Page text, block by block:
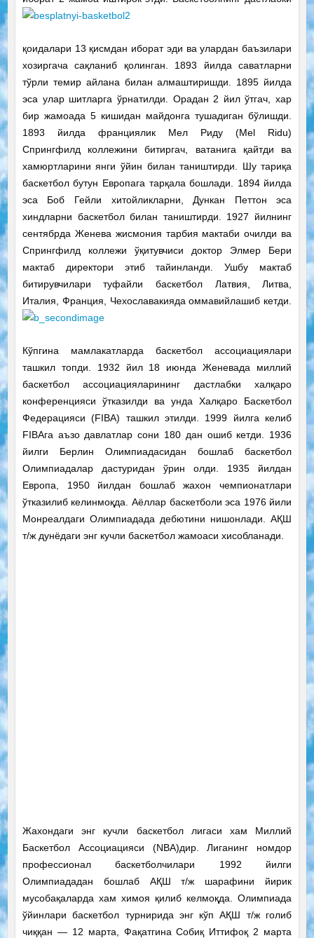
қоидалари 13 қисмдан иборат эди ва улардан баъзилари
хозиргача сақланиб қолинган. 1893 йилда саватларни
тўрли темир айлана билан алмаштиришди. 1895 йилда
эса улар шитларга ўрнатилди. Орадан 2 йил ўтгач, хар
бир жамоада 5 кишидан майдонга тушадиган бўлишди.
1893 йилда франциялик Мел Риду (Mel Ridu)
Спрингфилд коллежини битиргач, ватанига қайтди ва
хамюртларини янги ўйин билан таништирди. Шу тариқа
баскетбол бутун Европага тарқала бошлади. 1894 йилда
эса Боб Гейли хитойликларни, Дункан Петтон эса
хиндларни баскетбол билан таништирди. 1927 йилнинг
сентябрда Женева жисмония тарбия мактаби очилди ва
Спрингфилд коллежи ўқитувчиси доктор Элмер Бери
мактаб директори этиб тайинланди. Ушбу мактаб
битирувчилари туфайли баскетбол Латвия, Литва,
Италия, Франция, Чехославакияда оммавийлашиб кетди.
Кўпгина мамлакатларда баскетбол ассоциациялари
ташкил топди. 1932 йил 18 июнда Женевада миллий
баскетбол ассоциацияларининг дастлабки халқаро
конференцияси ўтказилди ва унда Халқаро Баскетбол
Федерацияси (FIBA) ташкил этилди. 1999 йилга келиб
FIBAга аъзо давлатлар сони 180 дан ошиб кетди. 1936
йилги Берлин Олимпиадасидан бошлаб баскетбол
Олимпиадалар дастуридан ўрин олди. 1935 йилдан
Европа, 1950 йилдан бошлаб жахон чемпионатлари
ўтказилиб келинмоқда. Аёллар баскетболи эса 1976 йили
Монреалдаги Олимпиадада дебютини нишонлади. АҚШ
т/ж дунёдаги энг кучли баскетбол жамоаси хисобланади.
Жахондаги энг кучли баскетбол лигаси хам Миллий
Баскетбол Ассоциацияси (NBA)дир. Лиганинг номдор
профессионал баскетболчилари 1992 йилги
Олимпиададан бошлаб АҚШ т/ж шарафини йирик
мусобақаларда хам химоя қилиб келмоқда. Олимпиада
ўйинлари баскетбол турнирида энг кўп АҚШ т/ж голиб
чиққан — 12 марта, Фақатгина Собиқ Иттифоқ 2 марта